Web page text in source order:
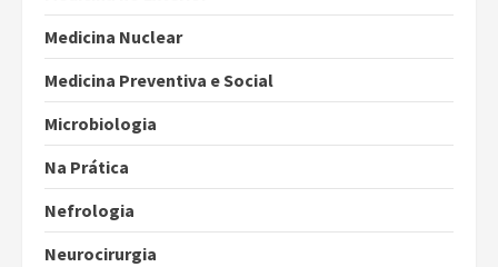
Medicina Nuclear
Medicina Preventiva e Social
Microbiologia
Na Prática
Nefrologia
Neurocirurgia